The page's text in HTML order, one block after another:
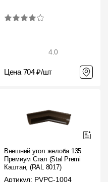
4.0
Цена 704 ₽/шт
Внешний угол желоба 135˚
Премиум Стал (Stal Premium)
Каштан, (RAL 8017)
Артикул: PVPC-1004